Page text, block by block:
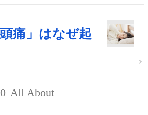
頭痛」はなぜ起
All About